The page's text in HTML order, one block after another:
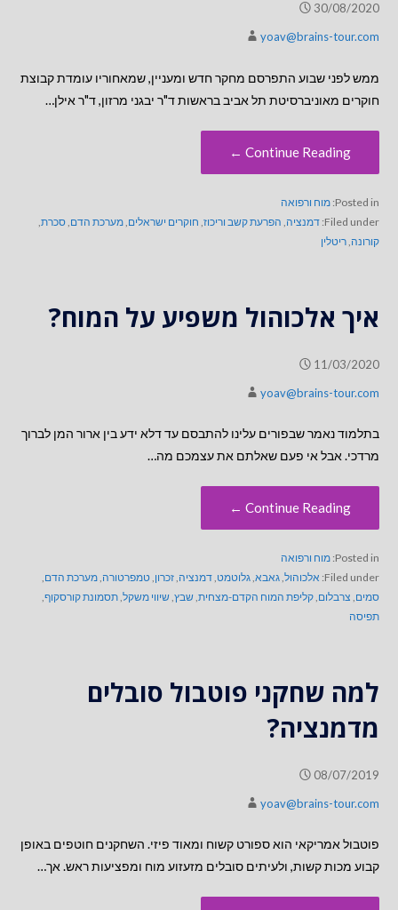
30/08/2020
yoav@brains-tour.com
ממש לפני שבוע התפרסם מחקר חדש ומעניין, שמאחוריו עומדת קבוצת
חוקרים מאוניברסיטת תל אביב בראשות ד"ר יבגני מרזון, ד"ר אילן…
Continue Reading ←
Posted in: מוח ורפואה
Filed under: דמנציה, הפרעת קשב וריכוז, חוקרים ישראלים,מערכת הדם,סכרת,
קורונה,ריטלין
איך אלכוהול משפיע על המוח?
11/03/2020
yoav@brains-tour.com
בתלמוד נאמר שבפורים עלינו להתבסם עד דלא ידע בין ארור המן לברוך
מרדכי. אבל אי פעם שאלתם את עצמכם מה…
Continue Reading ←
Posted in: מוח ורפואה
Filed under: אלכוהול,גאבא,גלוטמט,דמנציה,זכרון,טמפרטורה,מערכת הדם,
סמים, צרבלום,קליפת המוח הקדם-מצחית,שבץ,שיווי משקל,תסמונת קורסקוף,
תפיסה
למה שחקני פוטבול סובלים
מדמנציה?
08/07/2019
yoav@brains-tour.com
פוטבול אמריקאי הוא ספורט קשוח ומאוד פיזי. השחקנים חוטפים באופן
קבוע מכות קשות, ולעיתים סובלים מזעזוע מוח ומפציעות ראש. אך…